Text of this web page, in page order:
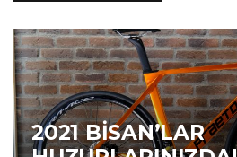
2021 BISAN’LAR